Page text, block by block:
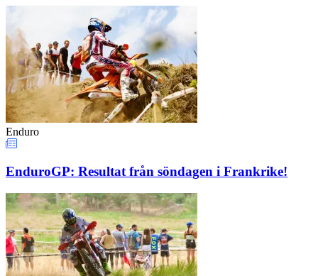
Enduro
EnduroGP: Resultat från söndagen i Frankrike!